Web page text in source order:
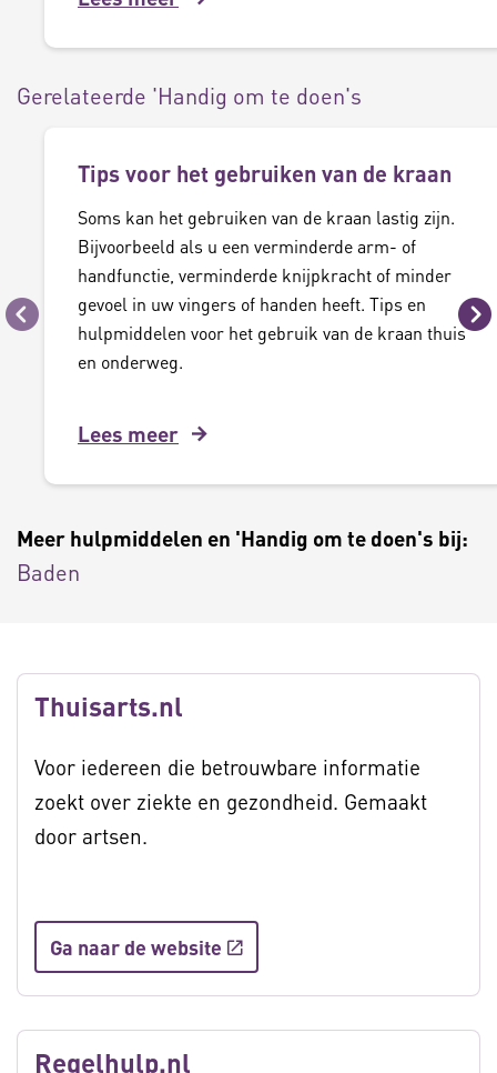
Gerelateerde 'Handig om te doen's
Vorige
Tips voor het gebruiken van de kraan
Soms kan het gebruiken van de kraan lastig zijn.
Bijvoorbeeld als u een verminderde arm- of
handfunctie, verminderde knijpkracht of minder
gevoel in uw vingers of handen heeft. Tips en
hulpmiddelen voor het gebruik van de kraan thuis
en onderweg.
Lees meer
Meer hulpmiddelen en 'Handig om te doen's bij:
Baden
Thuisarts.nl
Voor iedereen die betrouwbare informatie
zoekt over ziekte en gezondheid. Gemaakt
door artsen.
Ga naar de website
Regelhulp.nl